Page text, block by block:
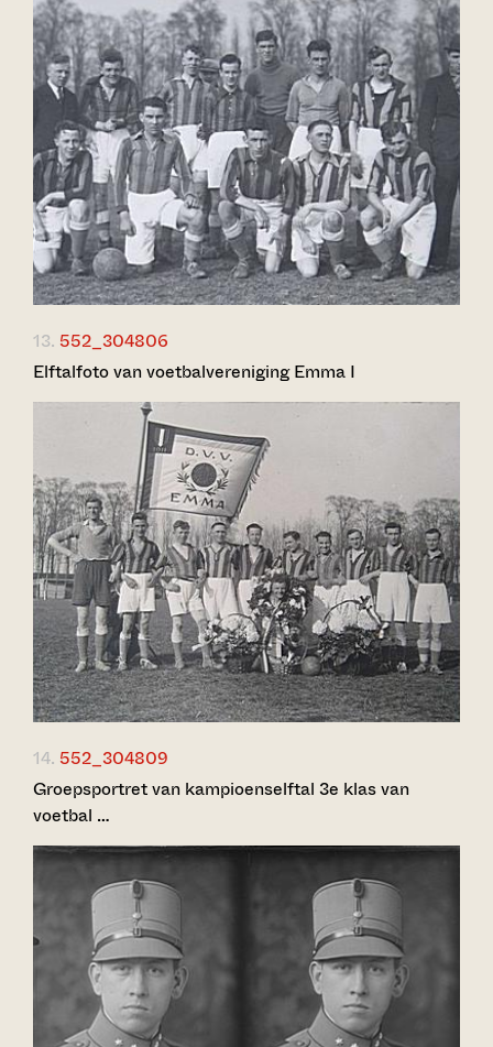
13. 552_304806
Elftalfoto van voetbalvereniging Emma I
14. 552_304809
Groepsportret van kampioenselftal 3e klas van
voetbal …